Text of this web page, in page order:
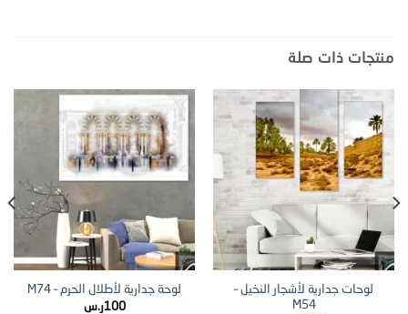
منتجات ذات صلة
لوحات جدارية لأشجار النخيل –
M54
لوحة جدارية لأطلال الحرم – M74
100ر.س